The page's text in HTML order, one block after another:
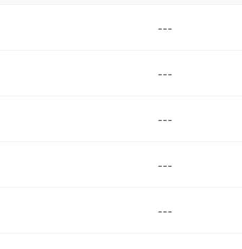
---
---
---
---
---